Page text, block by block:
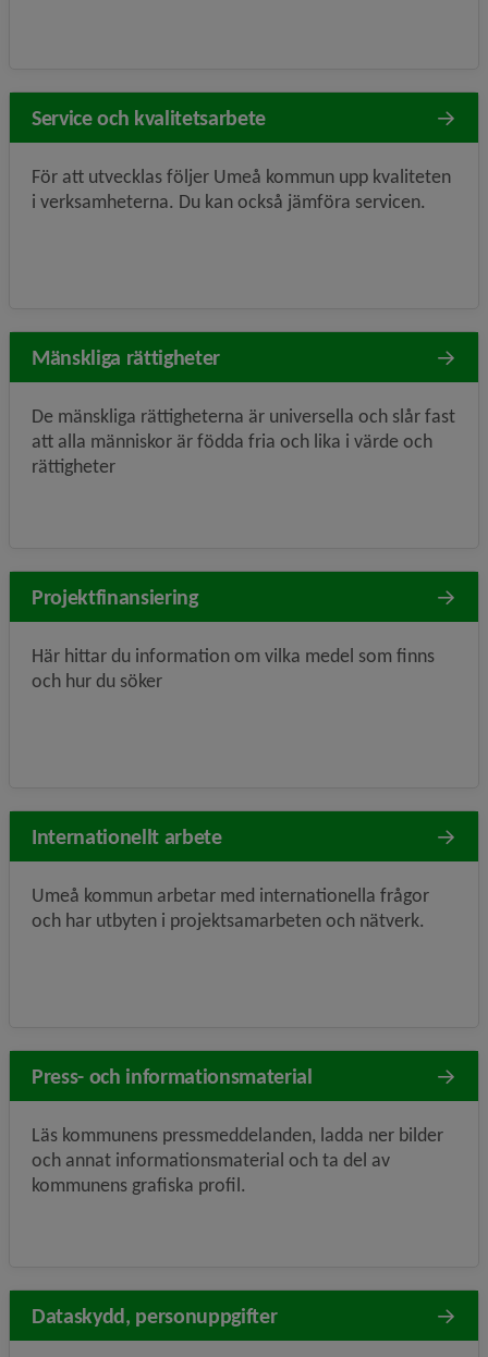
Service och kvalitetsarbete
För att utvecklas följer Umeå kommun upp kvaliteten
i verksamheterna. Du kan också jämföra servicen.
Mänskliga rättigheter
De mänskliga rättigheterna är universella och slår fast
att alla människor är födda fria och lika i värde och
rättigheter
Projektfinansiering
Här hittar du information om vilka medel som finns
och hur du söker
Internationellt arbete
Umeå kommun arbetar med internationella frågor
och har utbyten i projektsamarbeten och nätverk.
Press- och informationsmaterial
Läs kommunens pressmeddelanden, ladda ner bilder
och annat informationsmaterial och ta del av
kommunens grafiska profil.
Dataskydd, personuppgifter